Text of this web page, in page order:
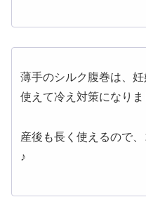
薄手のシルク腹巻は、
使えて冷え対策になりま
産後も長く使えるので
♪